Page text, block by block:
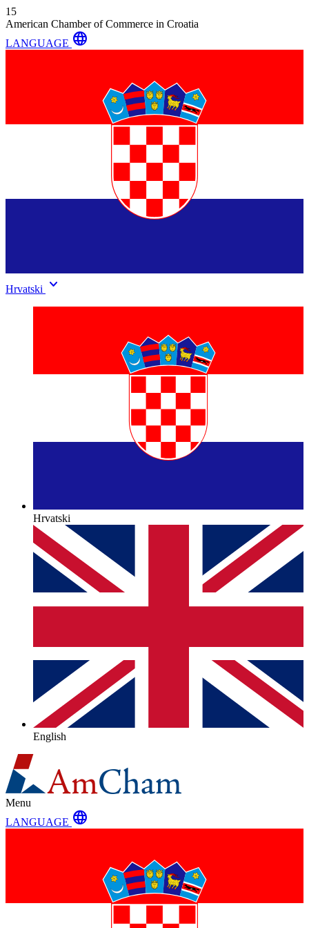
15
American Chamber of Commerce in Croatia
LANGUAGE language
Hrvatski keyboard_arrow_down
Hrvatski
English
Menu
LANGUAGE language